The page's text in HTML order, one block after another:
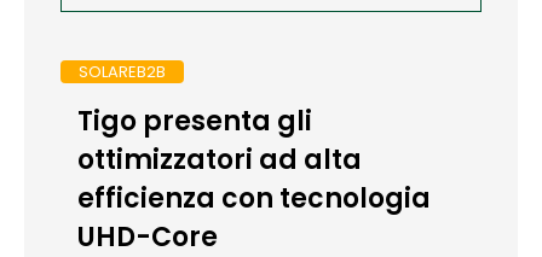
SOLAREB2B
Tigo presenta gli
ottimizzatori ad alta
efficienza con tecnologia
UHD-Core